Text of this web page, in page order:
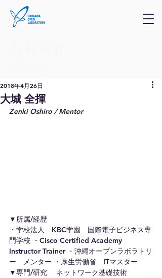
大城 全揮
2018年4月26日
Zenki Oshiro / Mentor
▼所属/経歴
・学校法人　KBC学園　国際電子ビジネス専
門学校 ・Cisco Certified Academy
Instructor Trainer ・沖縄オープンラボラトリ
ー　メンター ・厚生労働省　ITマスター
▼専門/研究 　ネットワーク基礎技術